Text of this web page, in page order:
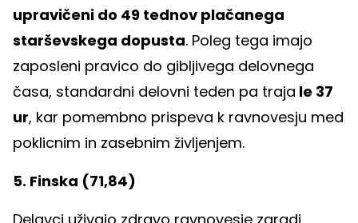
upravičeni do 49 tednov plačanega
starševskega dopusta. Poleg tega imajo
zaposleni pravico do gibljivega delovnega
časa, standardni delovni teden pa traja le 37
ur, kar pomembno prispeva k ravnovesju med
poklicnim in zasebnim življenjem.
5. Finska (71,84)